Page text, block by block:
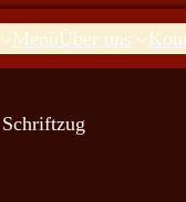
MenüÜber uns